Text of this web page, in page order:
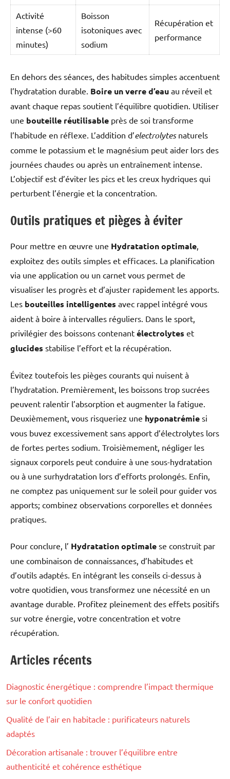
Activité
intense (>60
minutes)
Boisson
isotoniques avec
sodium
Récupération et
performance
En dehors des séances, des habitudes simples accentuent
l’hydratation durable. Boire un verre d’eau au réveil et
avant chaque repas soutient l’équilibre quotidien. Utiliser
une bouteille réutilisable près de soi transforme
l’habitude en réflexe. L’addition d’electrolytesnaturels
comme le potassium et le magnésium peut aider lors des
journées chaudes ou après un entraînement intense.
L’objectif est d’éviter les pics et les creux hydriques qui
perturbent l’énergie et la concentration.
Outils pratiques et pièges à éviter
Pour mettre en œuvre une Hydratation optimale
exploitez des outils simples et efficaces. La planification
via une application ou un carnet vous permet de
visualiser les progrès et d’ajuster rapidement les apports.
Les bouteilles intelligentes avec rappel intégré vous
aident à boire à intervalles réguliers. Dans le sport,
privilégier des boissons contenant électrolytes et
glucides stabilise l’effort et la récupération.
Évitez toutefois les pièges courants qui nuisent à
l’hydratation. Premièrement, les boissons trop sucrées
peuvent ralentir l’absorption et augmenter la fatigue.
Deuxièmement, vous risqueriez une hyponatrémie si
vous buvez excessivement sans apport d’électrolytes lors
de fortes pertes sodium. Troisièmement, négliger les
signaux corporels peut conduire à une sous-hydratation
ou à une surhydratation lors d’efforts prolongés. Enfin,
ne comptez pas uniquement sur le soleil pour guider vos
apports; combinez observations corporelles et données
pratiques.
Pour conclure, l’ Hydratation optimale se construit par
une combinaison de connaissances, d’habitudes et
d’outils adaptés. En intégrant les conseils ci-dessus à
votre quotidien, vous transformez une nécessité en un
avantage durable. Profitez pleinement des effets positifs
sur votre énergie, votre concentration et votre
récupération.
être
Articles récents
Diagnostic énergétique : comprendre l’impact thermique
sur le confort quotidien
Qualité de l’air en habitacle : purificateurs naturels
adaptés
Décoration artisanale : trouver l’équilibre entre
authenticité et cohérence esthétique